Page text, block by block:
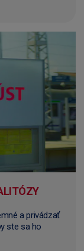
a privádzať
ste sa ho